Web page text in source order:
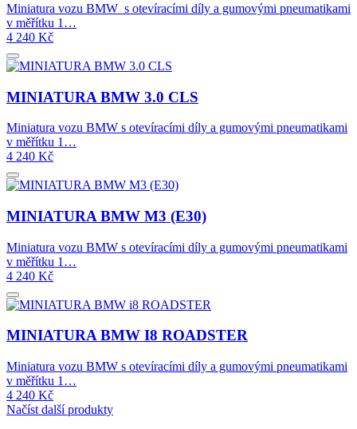
Miniatura vozu BMW s otevíracími díly a gumovými pneumatikami
v měřítku 1…
4 240 Kč
MINIATURA BMW 3.0 CLS
Miniatura vozu BMW s otevíracími díly a gumovými pneumatikami
v měřítku 1…
4 240 Kč
MINIATURA BMW M3 (E30)
Miniatura vozu BMW s otevíracími díly a gumovými pneumatikami
v měřítku 1…
4 240 Kč
MINIATURA BMW I8 ROADSTER
Miniatura vozu BMW s otevíracími díly a gumovými pneumatikami
v měřítku 1…
4 240 Kč
Načíst další produkty